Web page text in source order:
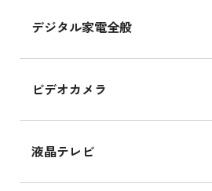
デジタル家電全般
ビデオカメラ
液晶テレビ
iPad Air 11インチ シリーズ
iPad Air 11インチ の新品
iPhone 15 128GB シリーズ
iPhone 15 128GB の新品買